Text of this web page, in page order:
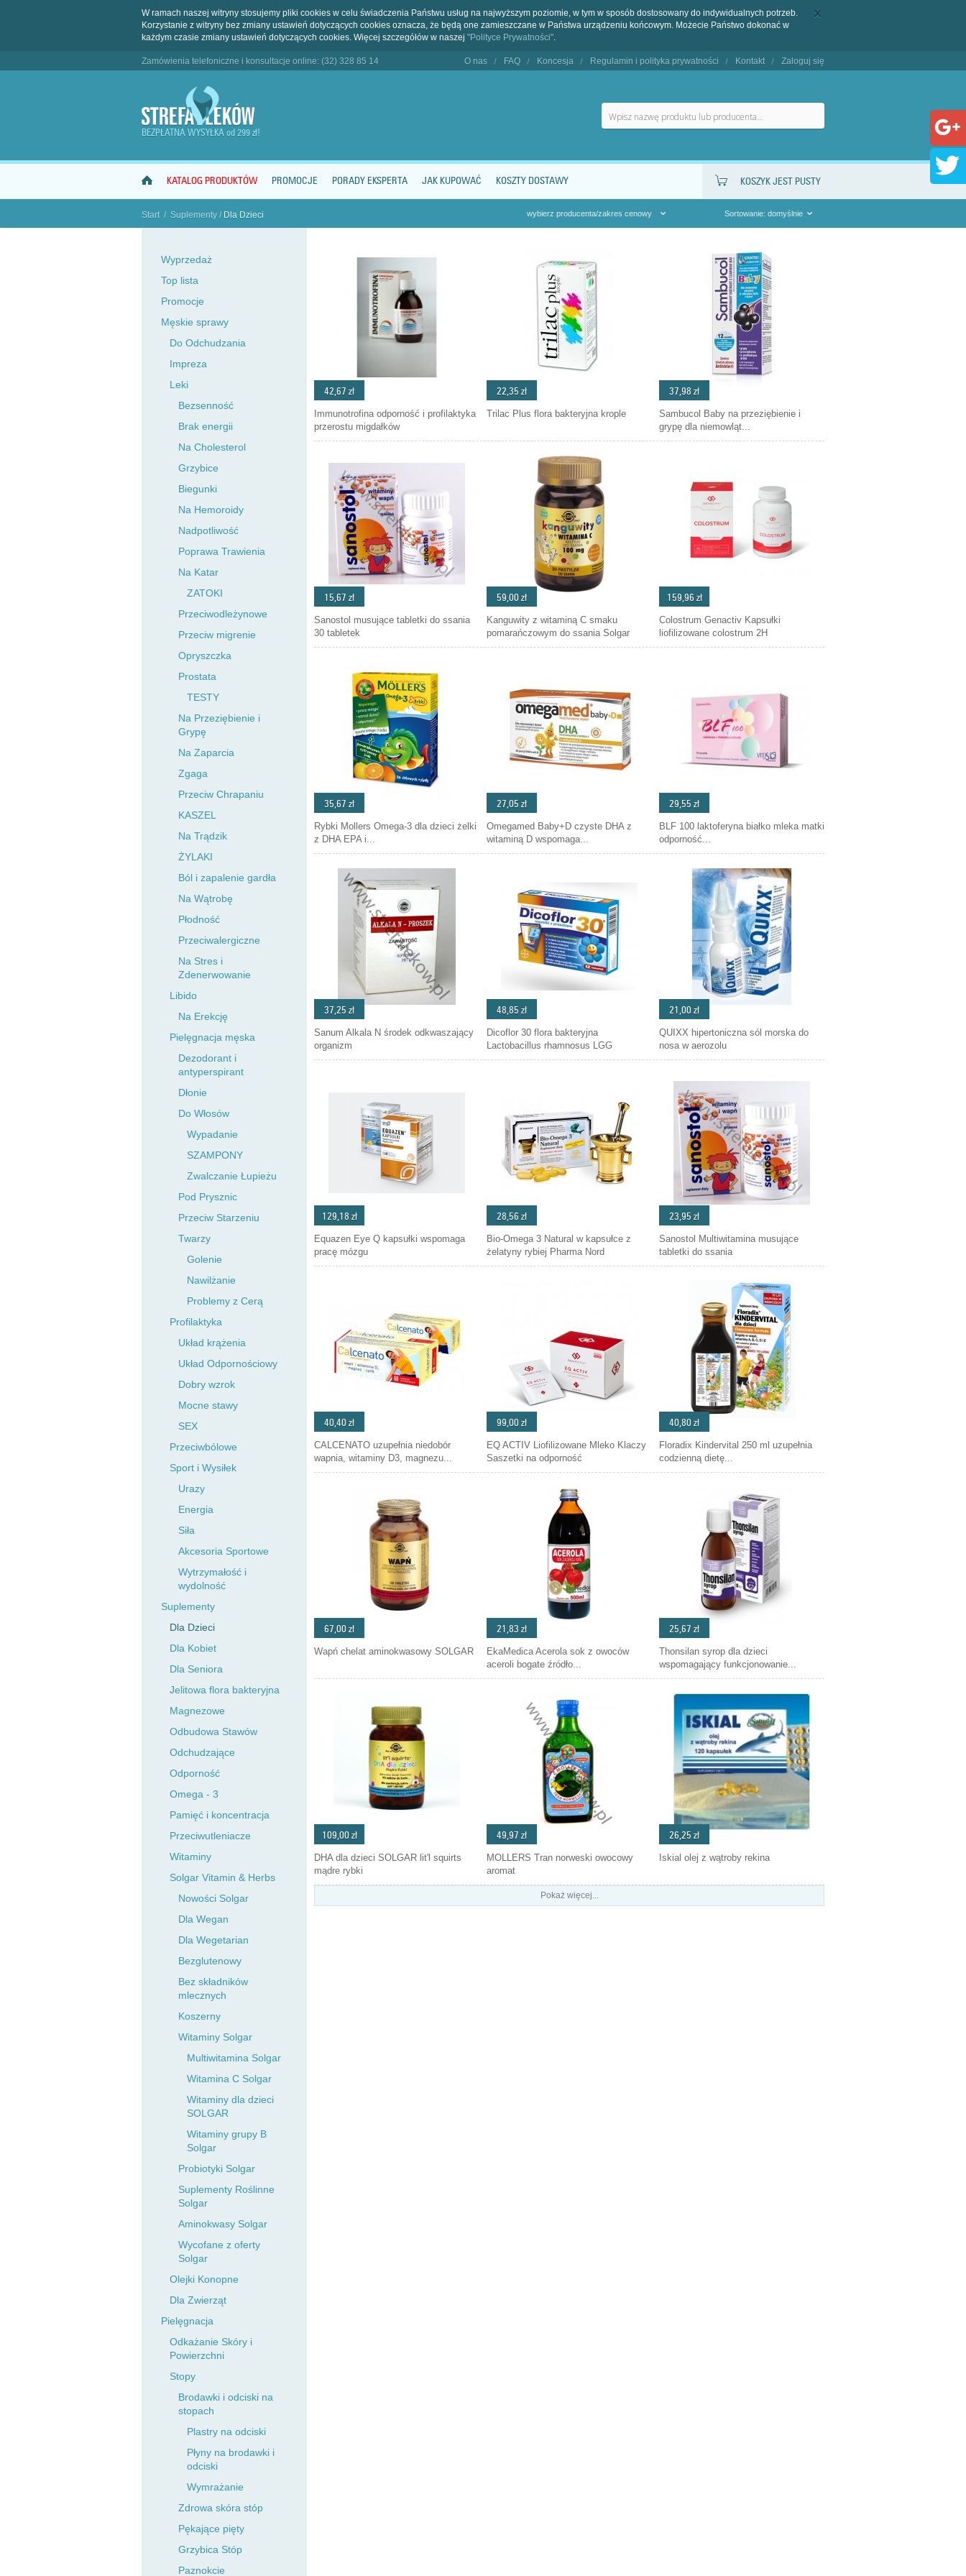
W ramach naszej witryny stosujemy pliki cookies w celu świadczenia Państwu usług na najwyższym poziomie, w tym w sposób dostosowany do indywidualnych potrzeb.
Korzystanie z witryny bez zmiany ustawień dotyczących cookies oznacza, że będą one zamieszczane w Państwa urządzeniu końcowym. Możecie Państwo dokonać w
każdym czasie zmiany ustawień dotyczących cookies. Więcej szczegółów w naszej "Polityce Prywatności".
Zamówienia telefoniczne i konsultacje online: (32) 328 85 14 O nas FAQ Koncesja Regulamin i polityka prywatności Kontakt Zaloguj się
BEZPŁATNA WYSYŁKA od 299 zł!
KOSZYK JEST PUSTY
KATALOG PRODUKTÓW PROMOCJE PORADY EKSPERTA JAK KUPOWAĆ KOSZTY DOSTAWY
Start / Suplementy / Dla Dzieci
"
Wyprzedaż
Top lista
Promocje
Męskie sprawy
Do Odchudzania
Impreza
Leki
Bezsenność
Brak energii
Na Cholesterol
Grzybice
Biegunki
Na Hemoroidy
Nadpotliwość
Poprawa Trawienia
Na Katar
ZATOKI
Przeciwodleżynowe
Przeciw migrenie
Opryszczka
Prostata
TESTY
Na Przeziębienie i
Grypę
Na Zaparcia
Zgaga
Przeciw Chrapaniu
KASZEL
Na Trądzik
ŻYLAKI
Ból i zapalenie gardła
Na Wątrobę
Płodność
Przeciwalergiczne
Na Stres i
Zdenerwowanie
Libido
Na Erekcję
Pielęgnacja męska
Dezodorant i
antyperspirant
Dłonie
Do Włosów
Wypadanie
SZAMPONY
Zwalczanie Łupieżu
Pod Prysznic
Przeciw Starzeniu
Twarzy
Golenie
Nawilżanie
Problemy z Cerą
Profilaktyka
Układ krążenia
Układ Odpornościowy
Dobry wzrok
Mocne stawy
SEX
Przeciwbólowe
Sport i Wysiłek
Urazy
Energia
Siła
Akcesoria Sportowe
Wytrzymałość i
wydolność
Suplementy
Dla Dzieci
Dla Kobiet
Dla Seniora
Jelitowa flora bakteryjna
Magnezowe
Odbudowa Stawów
Odchudzające
Odporność
Omega - 3
Pamięć i koncentracja
Przeciwutleniacze
Witaminy
Solgar Vitamin & Herbs
Nowości Solgar
Dla Wegan
Dla Wegetarian
Bezglutenowy
Bez składników
mlecznych
Koszerny
Witaminy Solgar
Multiwitamina Solgar
Witamina C Solgar
Witaminy dla dzieci
SOLGAR
Witaminy grupy B
Solgar
Probiotyki Solgar
Suplementy Roślinne
Solgar
Aminokwasy Solgar
Wycofane z oferty
Solgar
Olejki Konopne
Dla Zwierząt
Pielęgnacja
Odkażanie Skóry i
Powierzchni
Stopy
Brodawki i odciski na
stopach
Plastry na odciski
Płyny na brodawki i
odciski
Wymrażanie
Zdrowa skóra stóp
Pękające pięty
Grzybica Stóp
Paznokcie
Sortowanie: domyślnie
wybierz producenta/zakres cenowy
42,67 zł
Immunotrofina odporność i profilaktyka
przerostu migdałków
22,35 zł
Trilac Plus flora bakteryjna krople
37,98 zł
Sambucol Baby na przeziębienie i
grypę dla niemowląt...
15,67 zł
Sanostol musujące tabletki do ssania
30 tabletek
59,00 zł
Kanguwity z witaminą C smaku
pomarańczowym do ssania Solgar
159,96 zł
Colostrum Genactiv Kapsułki
liofilizowane colostrum 2H
35,67 zł
Rybki Mollers Omega-3 dla dzieci żelki
z DHA EPA i...
27,05 zł
Omegamed Baby+D czyste DHA z
witaminą D wspomaga...
29,55 zł
BLF 100 laktoferyna białko mleka matki
odporność...
37,25 zł
Sanum Alkala N środek odkwaszający
organizm
48,85 zł
Dicoflor 30 flora bakteryjna
Lactobacillus rhamnosus LGG
21,00 zł
QUIXX hipertoniczna sól morska do
nosa w aerozolu
129,18 zł
Equazen Eye Q kapsułki wspomaga
pracę mózgu
28,56 zł
Bio-Omega 3 Natural w kapsułce z
żelatyny rybiej Pharma Nord
23,95 zł
Sanostol Multiwitamina musujące
tabletki do ssania
40,40 zł
CALCENATO uzupełnia niedobór
wapnia, witaminy D3, magnezu...
99,00 zł
EQ ACTIV Liofilizowane Mleko Klaczy
Saszetki na odporność
40,80 zł
Floradix Kindervital 250 ml uzupełnia
codzienną dietę...
67,00 zł
Wapń chelat aminokwasowy SOLGAR
21,83 zł
EkaMedica Acerola sok z owoców
aceroli bogate źródło...
25,67 zł
Thonsilan syrop dla dzieci
wspomagający funkcjonowanie...
109,00 zł
DHA dla dzieci SOLGAR lit'l squirts
mądre rybki
49,97 zł
MOLLERS Tran norweski owocowy
aromat
26,25 zł
Iskial olej z wątroby rekina
Pokaż więcej...